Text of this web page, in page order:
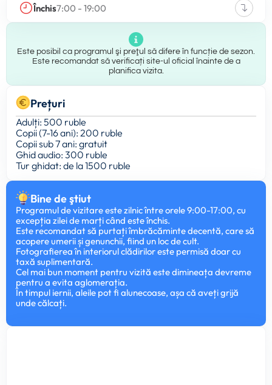
Închis7:00 - 19:00
Este posibil ca programul şi preţul să difere în funcție de sezon.
Este recomandat să verificați site-ul oficial înainte de a
planifica vizita.
Prețuri
Adulți: 500 ruble
Copii (7-16 ani): 200 ruble
Copii sub 7 ani: gratuit
Ghid audio: 300 ruble
Tur ghidat: de la 1500 ruble
Bine de ştiut
Programul de vizitare este zilnic între orele 9:00-17:00, cu
excepția zilei de marți când este închis.
Este recomandat să purtați îmbrăcăminte decentă, care să
acopere umerii și genunchii, fiind un loc de cult.
Fotografierea în interiorul clădirilor este permisă doar cu
taxă suplimentară.
Cel mai bun moment pentru vizită este dimineața devreme
pentru a evita aglomerația.
În timpul iernii, aleile pot fi alunecoase, așa că aveți grijă
unde călcați.